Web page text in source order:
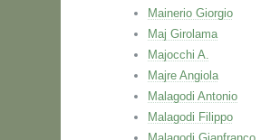
Mainerio Giorgio
Maj Girolama
Majocchi A.
Majre Angiola
Malagodi Antonio
Malagodi Filippo